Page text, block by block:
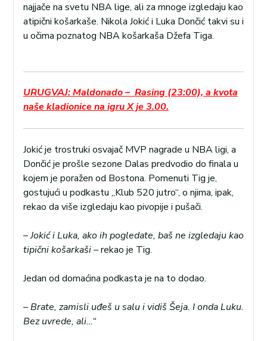
najjače na svetu NBA lige, ali za mnoge izgledaju kao
atipični košarkaše. Nikola Jokić i Luka Dončić takvi su i
u očima poznatog NBA košarkaša Džefa Tiga.
URUGVAJ: Maldonado – Rasing (23:00), a kvota
naše kladionice na igru X je 3.00.
Jokić je trostruki osvajač MVP nagrade u NBA ligi, a
Dončić je prošle sezone Dalas predvodio do finala u
kojem je poražen od Bostona. Pomenuti Tig je,
gostujući u podkastu „Klub 520 jutro“, o njima, ipak,
rekao da više izgledaju kao pivopije i pušači.
–Jokić i Luka, ako ih pogledate, baš ne izgledaju kao
tipični košarkaši –rekao je Tig.
Jedan od domaćina podkasta je na to dodao.
– Brate, zamisli uđeš u salu i vidiš Šeja. I onda Luku.
Bez uvrede, ali…“